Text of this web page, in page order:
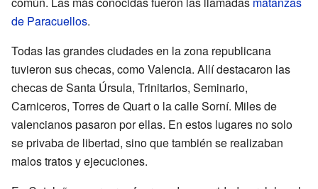
de Paracuellos.
Todas las grandes ciudades en la zona republicana
tuvieron sus checas, como Valencia. Allí destacaron las
checas de Santa Úrsula, Trinitarios, Seminario,
Carniceros, Torres de Quart o la calle Sorní. Miles de
valencianos pasaron por ellas. En estos lugares no solo
se privaba de libertad, sino que también se realizaban
malos tratos y ejecuciones.